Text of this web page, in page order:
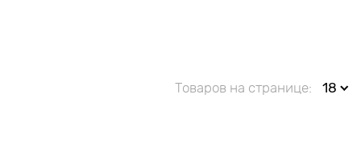
Товаров на странице: 18